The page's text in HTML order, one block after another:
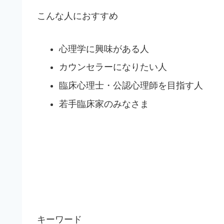
こんな人におすすめ
心理学に興味がある人
カウンセラーになりたい人
臨床心理士・公認心理師を目指す人
若手臨床家のみなさま
キーワード